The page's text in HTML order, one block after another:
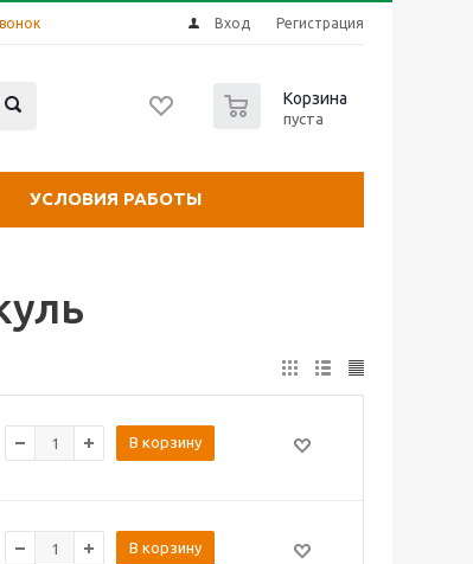
Вход Регистрация
Корзина
пуста
УСЛОВИЯ РАБОТЫ
В корзину
В корзину